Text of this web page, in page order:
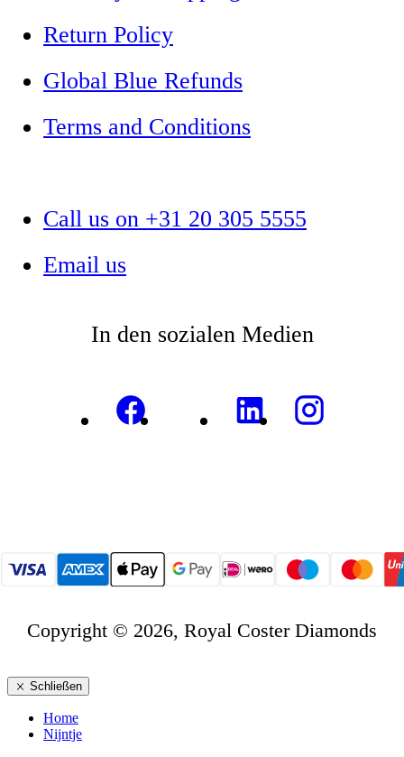
Return Policy
Global Blue Refunds
Terms and Conditions
Call us on +31 20 305 5555
Email us
In den sozialen Medien
Copyright © 2026, Royal Coster Diamonds
Schließen
Home
Nijntje